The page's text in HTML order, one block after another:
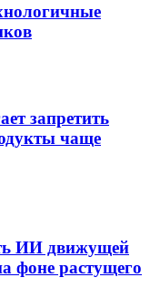
запретить
чаще
ИИ движущей
фоне растущего